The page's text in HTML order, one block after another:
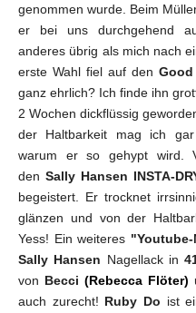
genommen wurde. Beim
er bei uns durchgehend
anderes übrig als mich nach
erste Wahl fiel auf den
ganz ehrlich? Ich finde ihn
2 Wochen dickflüssig
der Haltbarkeit mag ich
warum er so gehypt wird.
denSally Hansen INSTA-
begeistert. Er trocknet
glänzen und von der
Yess! Ein weiteres
Sally Hansen Nagellack in
von Becci (Rebecca Flöter)
auch zurecht! Ruby Do ist